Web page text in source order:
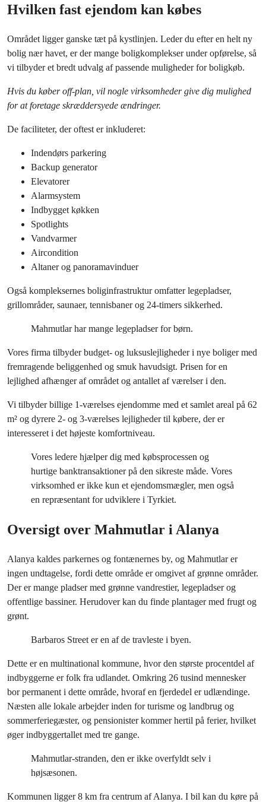
Hvilken fast ejendom kan købes
Området ligger ganske tæt på kystlinjen. Leder du efter en helt ny
bolig nær havet, er der mange boligkomplekser under opførelse, så
vi tilbyder et bredt udvalg af passende muligheder for boligkøb.
Hvis du køber off-plan, vil nogle virksomheder give dig mulighed
for at foretage skræddersyede ændringer.
De faciliteter, der oftest er inkluderet:
Indendørs parkering
Backup generator
Elevatorer
Alarmsystem
Indbygget køkken
Spotlights
Vandvarmer
Aircondition
Altaner og panoramavinduer
Også kompleksernes boliginfrastruktur omfatter legepladser,
grillområder, saunaer, tennisbaner og 24-timers sikkerhed.
Mahmutlar har mange legepladser for børn.
Vores firma tilbyder budget- og luksuslejligheder i nye boliger med
fremragende beliggenhed og smuk havudsigt. Prisen for en
lejlighed afhænger af området og antallet af værelser i den.
Vi tilbyder billige 1-værelses ejendomme med et samlet areal på 62
m² og dyrere 2- og 3-værelses lejligheder til købere, der er
interesseret i det højeste komfortniveau.
Vores ledere hjælper dig med købsprocessen og
hurtige banktransaktioner på den sikreste måde. Vores
virksomhed er ikke kun et ejendomsmægler, men også
en repræsentant for udviklere i Tyrkiet.
Oversigt over Mahmutlar i Alanya
Alanya kaldes parkernes og fontænernes by, og Mahmutlar er
ingen undtagelse, fordi dette område er omgivet af grønne områder.
Der er mange pladser med grønne vandrestier, legepladser og
offentlige bassiner. Herudover kan du finde plantager med frugt og
grønt.
Barbaros Street er en af de travleste i byen.
Dette er en multinational kommune, hvor den største procentdel af
indbyggerne er folk fra udlandet. Omkring 26 tusind mennesker
bor permanent i dette område, hvoraf en fjerdedel er udlændinge.
Næsten alle lokale arbejder inden for turisme og landbrug og
sommerferiegæster, og pensionister kommer hertil på ferier, hvilket
øger indbyggertallet med tre gange.
Mahmutlar-stranden, den er ikke overfyldt selv i
højsæsonen.
Kommunen ligger 8 km fra centrum af Alanya. I bil kan du køre på